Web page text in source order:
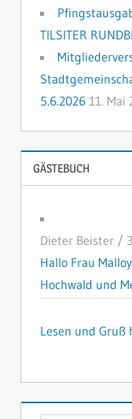
TILSITER
5.6.2026 11. Mai
GÄSTEBUCH
Dieter Beister/
Hallo Frau
Hochwald und
Lesen und Gruß